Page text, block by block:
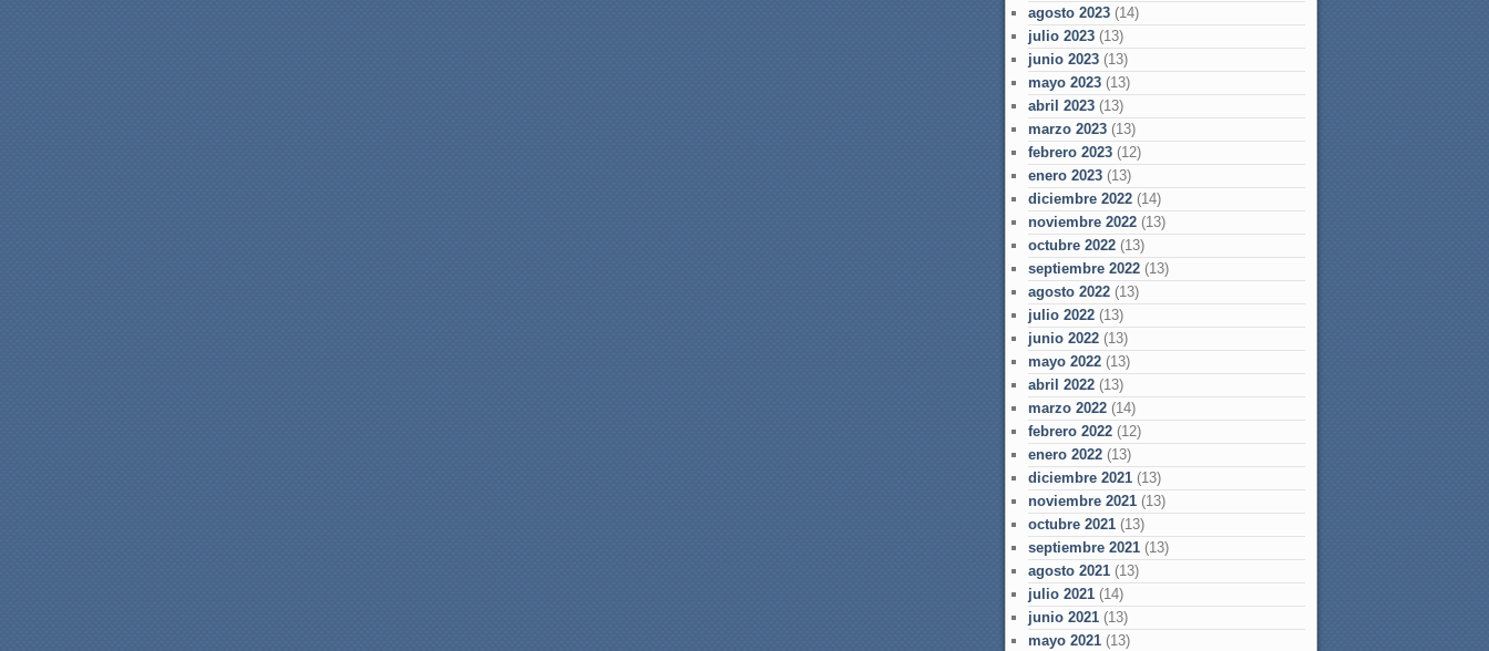
agosto 2023 (14)
julio 2023 (13)
junio 2023 (13)
mayo 2023 (13)
abril 2023 (13)
marzo 2023 (13)
febrero 2023 (12)
enero 2023 (13)
diciembre 2022 (14)
noviembre 2022 (13)
octubre 2022 (13)
septiembre 2022 (13)
agosto 2022 (13)
julio 2022 (13)
junio 2022 (13)
mayo 2022 (13)
abril 2022 (13)
marzo 2022 (14)
febrero 2022 (12)
enero 2022 (13)
diciembre 2021 (13)
noviembre 2021 (13)
octubre 2021 (13)
septiembre 2021 (13)
agosto 2021 (13)
julio 2021 (14)
junio 2021 (13)
mayo 2021 (13)